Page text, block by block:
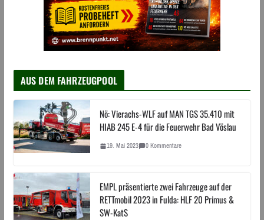
AUS DEM FAHRZEUGPOOL
Nö: Vierachs-WLF auf MAN TGS 35.410 mit
HIAB 245 E-4 für die Feuerwehr Bad Vöslau
19. Mai 2023 0 Kommentare
EMPL präsentierte zwei Fahrzeuge auf der
RETTmobil 2023 in Fulda: HLF 20 Primus &
SW-KatS